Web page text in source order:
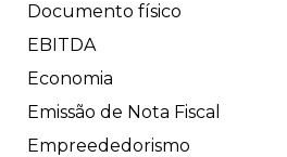
Documento físico
EBITDA
Economia
Emissão de Nota Fiscal
Empreededorismo